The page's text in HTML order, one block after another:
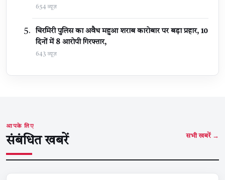
654 व्यूज़
चिरमिरी पुलिस का अवैध महुआ शराब कारोबार पर बड़ा प्रहार, 10
दिनों में 8 आरोपी गिरफ्तार,
643 व्यूज़
आपके लिए
संबंधित खबरें सभी खबरें →